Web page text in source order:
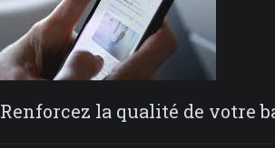
Renforcez la qualité de votre